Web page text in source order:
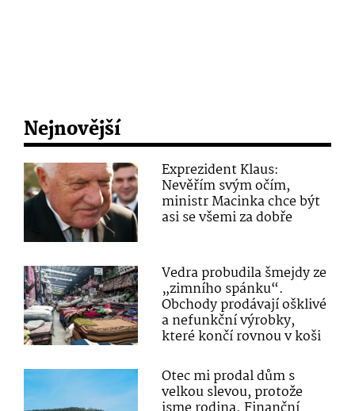
Nejnovější
Exprezident Klaus:
Nevěřím svým očím,
ministr Macinka chce být
asi se všemi za dobře
Vedra probudila šmejdy ze
„zimního spánku“.
Obchody prodávají ošklivé
a nefunkční výrobky,
které končí rovnou v koši
Otec mi prodal dům s
velkou slevou, protože